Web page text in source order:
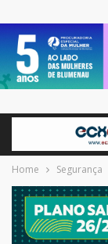
Home Segurança